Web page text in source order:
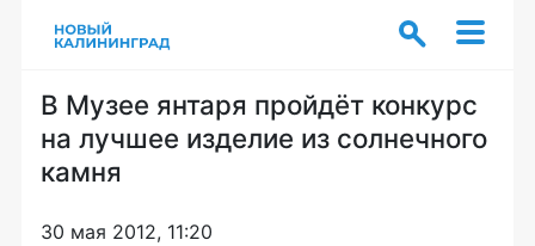
В Музее янтаря пройдёт конкурс
на лучшее изделие из солнечного
камня
30 мая 2012, 11:20